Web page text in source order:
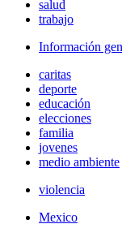
salud
trabajo
Información
caritas
deporte
educación
elecciones
familia
jovenes
medio ambiente
violencia
Mexico